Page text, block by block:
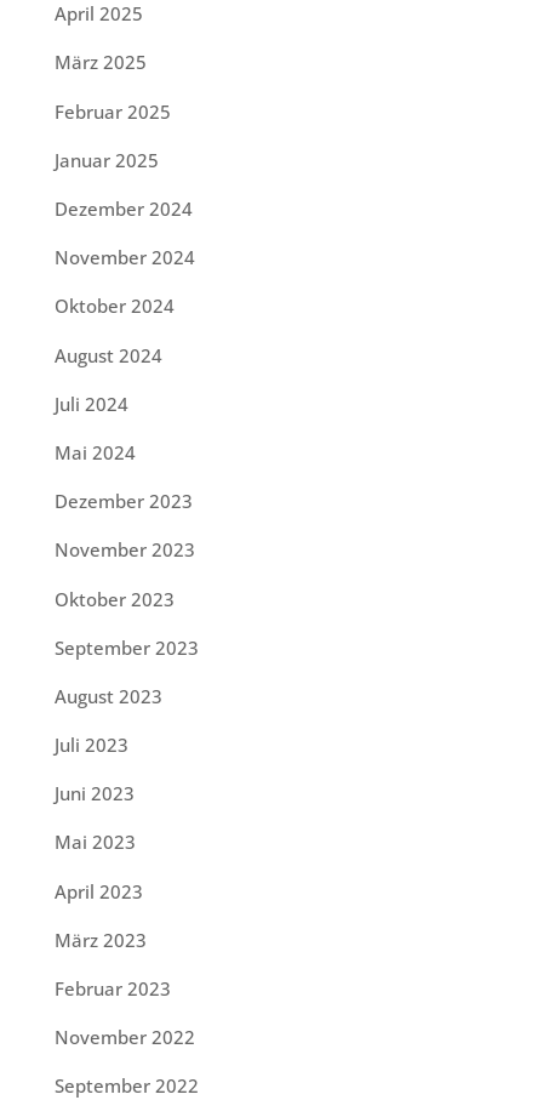
April 2025
März 2025
Februar 2025
Januar 2025
Dezember 2024
November 2024
Oktober 2024
August 2024
Juli 2024
Mai 2024
Dezember 2023
November 2023
Oktober 2023
September 2023
August 2023
Juli 2023
Juni 2023
Mai 2023
April 2023
März 2023
Februar 2023
November 2022
September 2022